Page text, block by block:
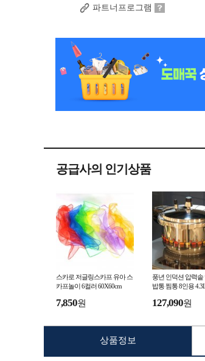
파트너프로그램
공급사의 인기상품
스카로 저글링스카프 유아 스
카프놀이 6컬러 60X60cm
7,850원
풍년 인덕션 압력솥
밥통 찜통 8인용
127,090원
상품정보